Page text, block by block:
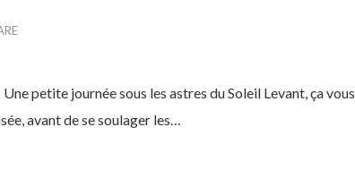
petite journée sous les astres du Soleil Levant, ça vous
avant de se soulager les…